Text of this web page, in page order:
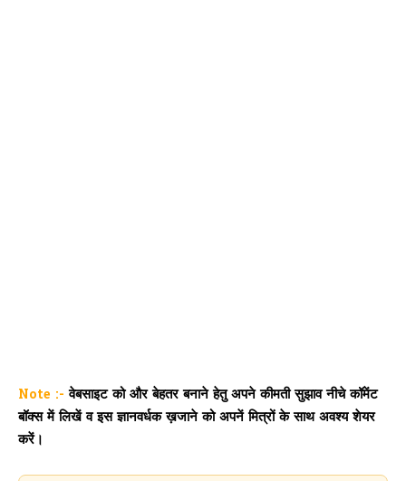
Note :- वेबसाइट को और बेहतर बनाने हेतु अपने कीमती सुझाव नीचे कॉमेंट
बॉक्स में लिखें व इस ज्ञानवर्धक ख़जाने को अपनें मित्रों के साथ अवश्य शेयर
करें।